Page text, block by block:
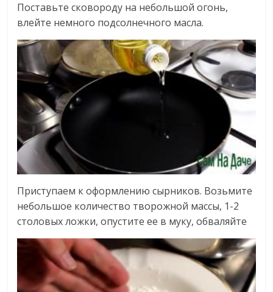
Поставьте сковороду на небольшой огонь,
влейте немного подсолнечного масла.
Приступаем к оформлению сырников. Возьмите
небольшое количество творожной массы, 1-2
столовых ложки, опустите ее в муку, обваляйте